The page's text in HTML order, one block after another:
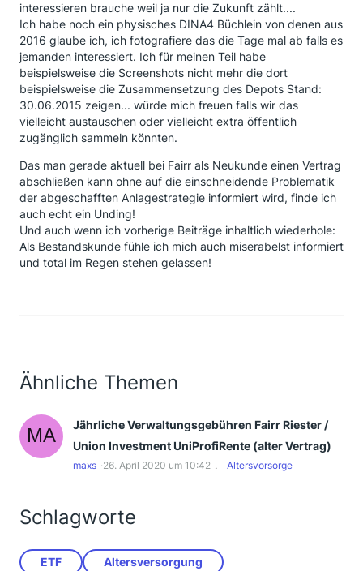
interessieren brauche weil ja nur die Zukunft zählt....
Ich habe noch ein physisches DINA4 Büchlein von denen aus
2016 glaube ich, ich fotografiere das die Tage mal ab falls es
jemanden interessiert. Ich für meinen Teil habe
beispielsweise die Screenshots nicht mehr die dort
beispielsweise die Zusammensetzung des Depots Stand:
30.06.2015 zeigen... würde mich freuen falls wir das
vielleicht austauschen oder vielleicht extra öffentlich
zugänglich sammeln könnten.
Das man gerade aktuell bei Fairr als Neukunde einen Vertrag
abschließen kann ohne auf die einschneidende Problematik
der abgeschafften Anlagestrategie informiert wird, finde ich
auch echt ein Unding!
Und auch wenn ich vorherige Beiträge inhaltlich wiederhole:
Als Bestandskunde fühle ich mich auch miserabelst informiert
und total im Regen stehen gelassen!
Ähnliche Themen
Jährliche Verwaltungsgebühren Fairr Riester /
Union Investment UniProfiRente (alter Vertrag)
maxs 26. April 2020 um 10:42 Altersvorsorge
Schlagworte
ETF Altersversorgung